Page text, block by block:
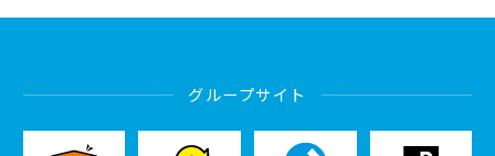
グループサイト